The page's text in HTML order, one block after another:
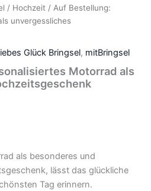
/ Hochzeit / Auf Bestellung:
unvergessliches
Glück Bringsel, mitBringsel
Motorrad als
als besonderes und
lässt das glückliche
Tag erinnern.